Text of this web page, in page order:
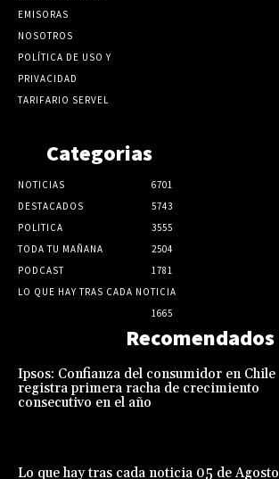
EMISORAS
NOSOTROS
POLÍTICA DE USO Y
PRIVACIDAD
TARIFARIO SERVEL
Categorias
NOTICIAS
6701
DESTACADOS
5743
POLITICA
3555
TODA TU MAÑANA
2504
PODCAST
1781
LO QUE HAY TRAS CADA NOTICIA
1665
Recomendados
Ipsos: Confianza del consumidor en Chile
registra primera racha de crecimiento
consecutivo en el año
Lo que hay tras cada noticia 05 de Agosto